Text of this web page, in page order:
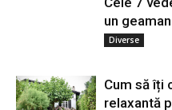
un
Diverse
Cum să îți
relaxantă